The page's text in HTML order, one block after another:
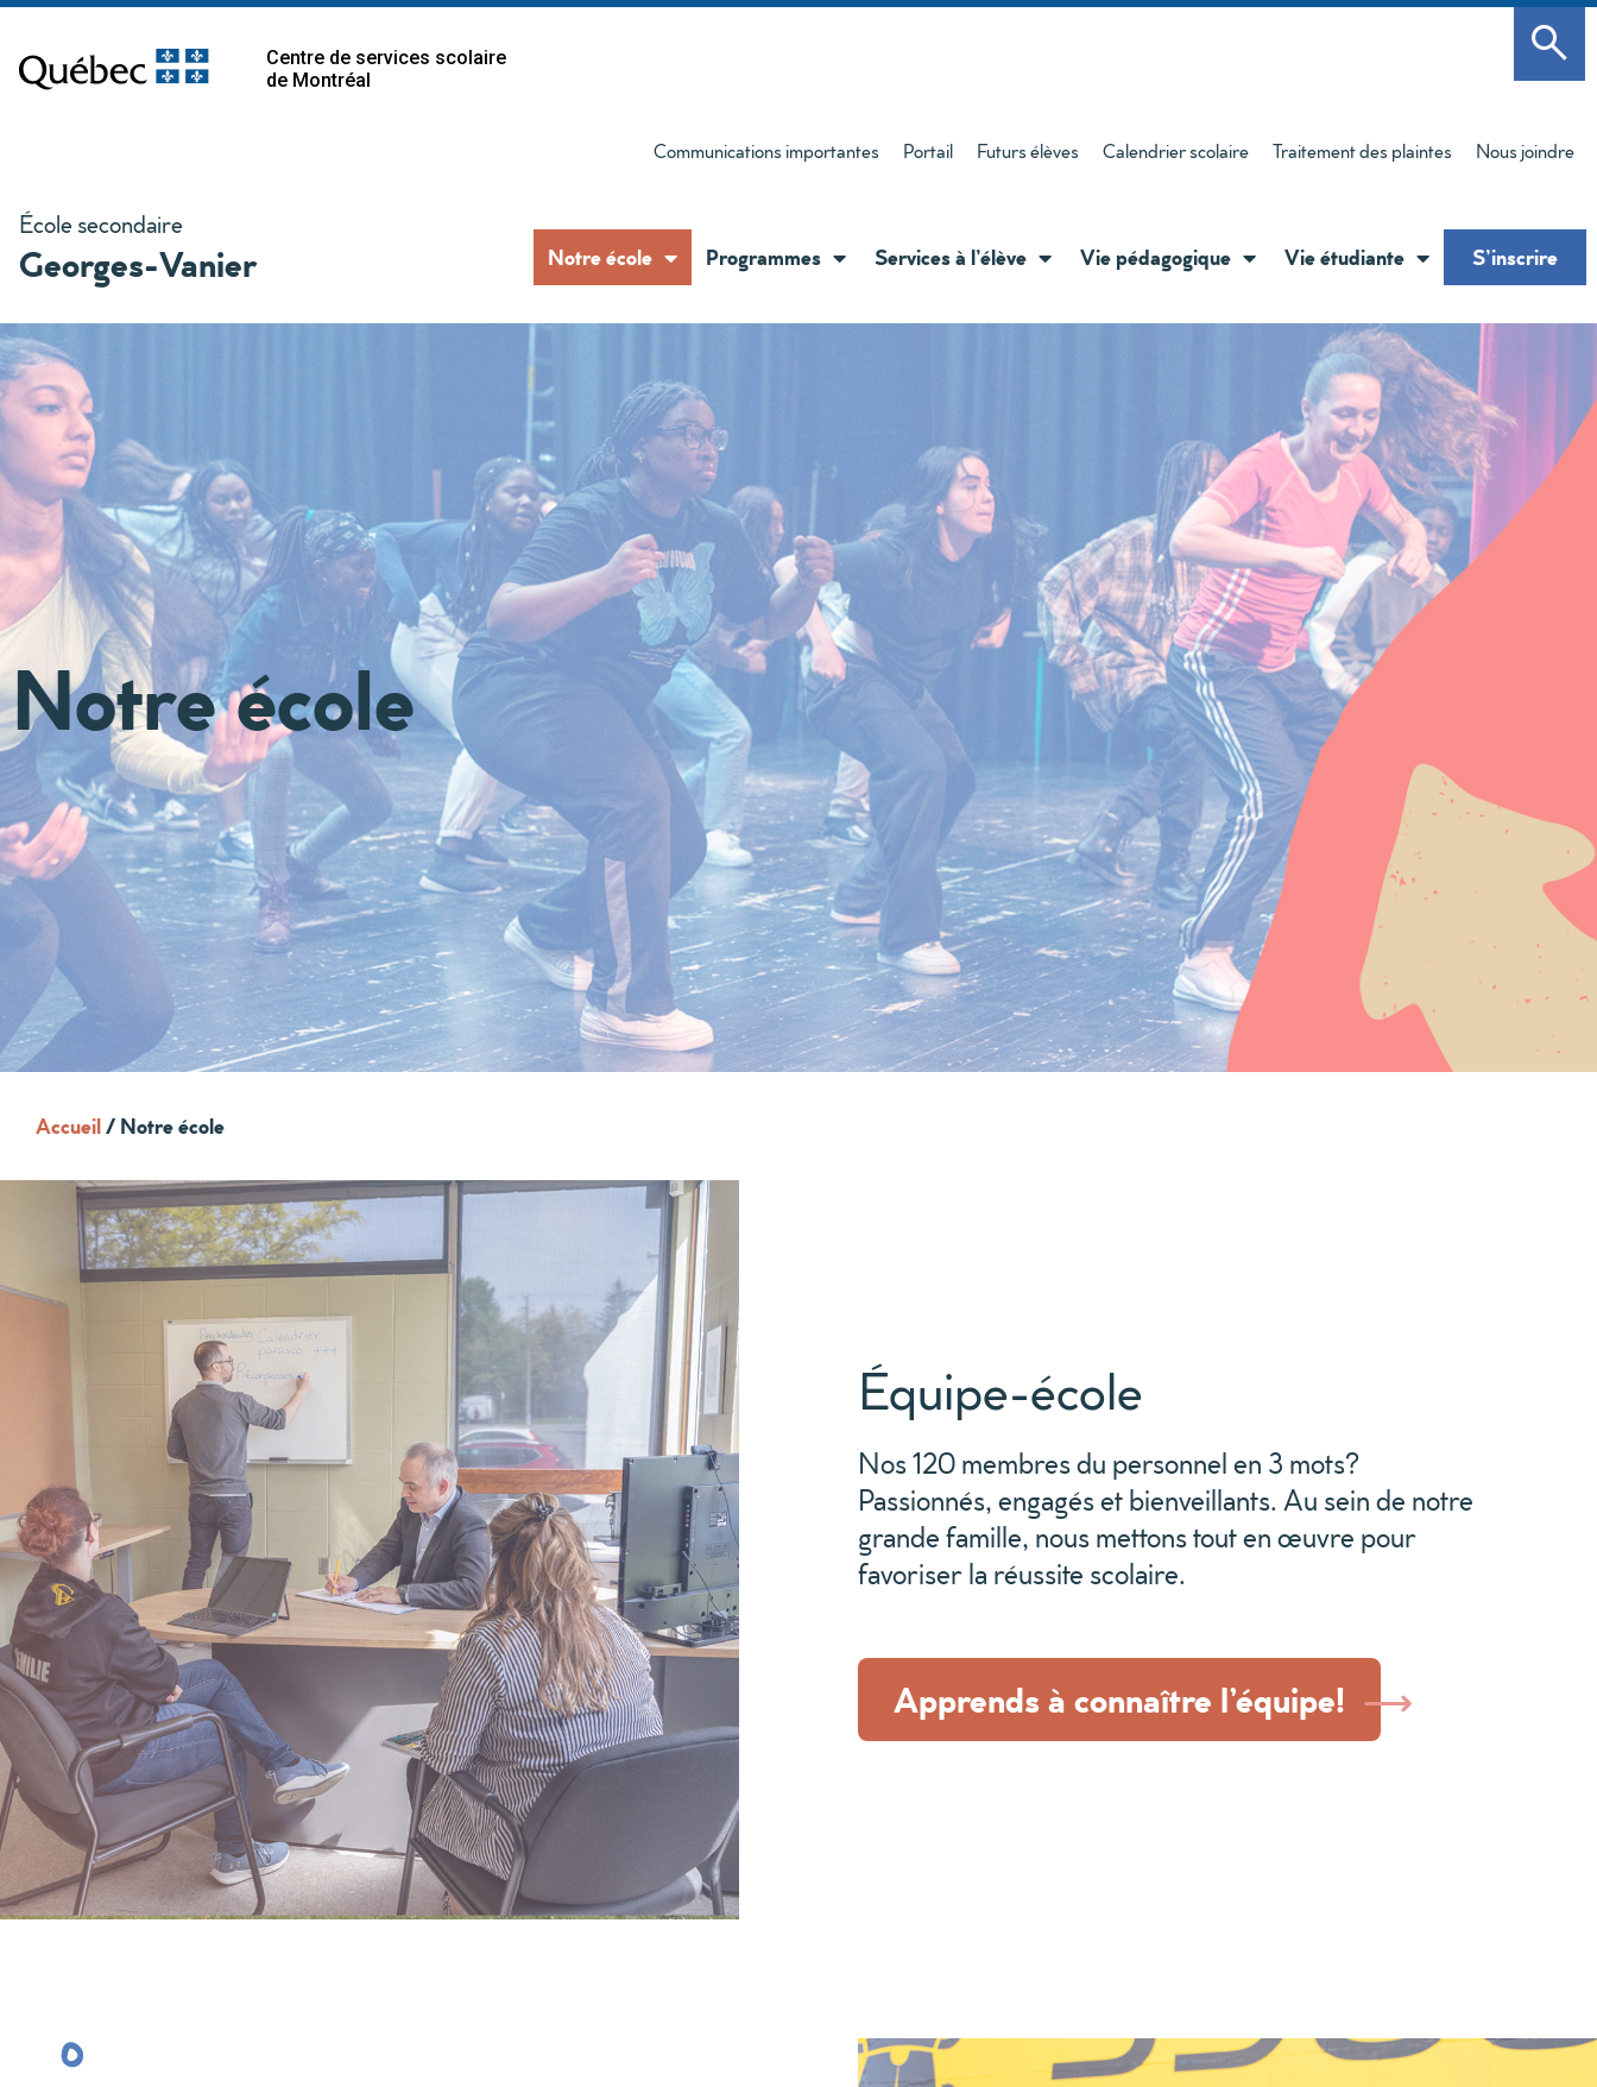
Centre de services scolaire
de Montréal
École secondaire
Georges-Vanier
Communications importantes Portail Futurs élèves Calendrier scolaire Traitement des plaintes Nous joindre
Notre école Programmes Services à l’élève Vie pédagogique Vie étudiante S’inscrire
Notre école
Accueil/Notre école
Équipe-école
Nos 120 membres du personnel en 3 mots?
Passionnés, engagés et bienveillants. Au sein de notre
grande famille, nous mettons tout en œuvre pour
favoriser la réussite scolaire.
Apprends à connaître l’équipe!